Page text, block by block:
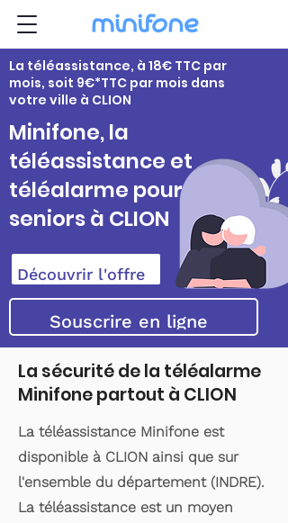
La téléassistance, à 18€ TTC par
mois, soit 9€*TTC par mois dans
votre ville à CLION
Minifone, la
téléassistance et
téléalarme pour
seniors à CLION
Découvrir l'offre
Souscrire en ligne
La sécurité de la téléalarme
Minifone partout à CLION
La téléassistance Minifone est
disponible à CLION ainsi que sur
l'ensemble du département (INDRE).
La téléassistance est un moyen